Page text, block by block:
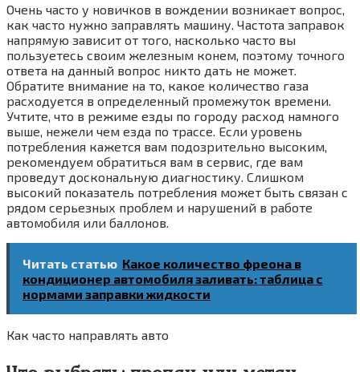
Очень часто у новичков в вождении возникает вопрос,
как часто нужно заправлять машину. Частота заправок
напрямую зависит от того, насколько часто вы
пользуетесь своим железным конем, поэтому точного
ответа на данный вопрос никто дать не может.
Обратите внимание на то, какое количество газа
расходуется в определенный промежуток времени.
Учтите, что в режиме езды по городу расход намного
выше, нежели чем езда по трассе. Если уровень
потребления кажется вам подозрительно высоким,
рекомендуем обратиться вам в сервис, где вам
проведут доскональную диагностику. Слишком
высокий показатель потребления может быть связан с
рядом серьезных проблем и нарушений в работе
автомобиля или баллонов.
Читать статью Какое количество фреона в
кондиционер автомобиля заливать: таблица с
нормами заправки жидкости
Как часто направлять авто